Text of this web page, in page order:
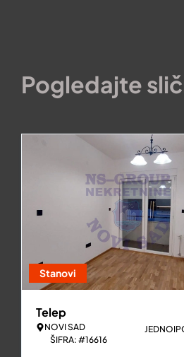
Pogledajte
Stanovi
Telep
NOVI SAD
ŠIFRA: #16616